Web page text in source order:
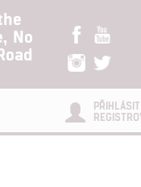
No
PŘIHLÁSIT